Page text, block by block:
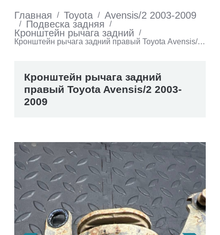
Главная / Toyota / Avensis/2 2003-2009
/ Подвеска задняя /
Кронштейн рычага задний
/
Кронштейн рычага задний правый Toyota Avensis/2
Кронштейн рычага задний
правый Toyota Avensis/2 2003-
2009